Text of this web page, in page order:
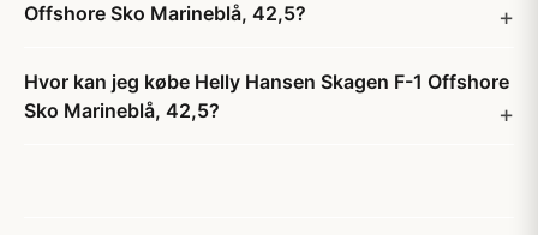
Offshore Sko Marineblå, 42,5?
Hvor kan jeg købe Helly Hansen Skagen F-1 Offshore
Sko Marineblå, 42,5?